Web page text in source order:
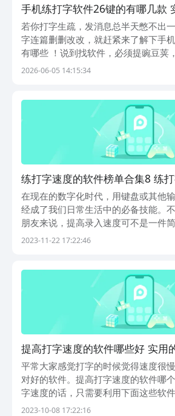
手机练打字软件26键的有哪几款
字软件分享
若你打字生疏，发消息总半天憋不出
字连篇删删改改，就赶紧来了解下手
有哪些 ！说到找软件，必须提豌豆荚
商店里的排名第一的，不仅收录了数
2026-06-05 14:15:34
练打字速度的软件榜单合集8 练
before_2
在现在的数字化时代，用键盘或其他
经成了我们日常生活中的必备技能。
朋友来说，提高录入速度可不是一件
有很多朋友一定很想知道练打字速度
度...
2023-11-22 17:22:46
提高打字速度的软件哪些好 实用
APP推荐
平常大家感觉打字的时候觉得速度很
对好的软件。提高打字速度的软件哪
字速度的话，只需要利用下面这些软
打出想要说的话，这样不仅能够节省
2023-10-08 17:22:16